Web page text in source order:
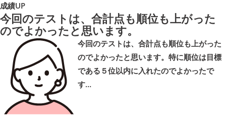
成績UP
今回のテストは、合計点も順位も上がった
のでよかったと思います。
今回のテストは、合計点も順位も上がった
のでよかったと思います。特に順位は目標
である５位以内に入れたのでよかったで
す…